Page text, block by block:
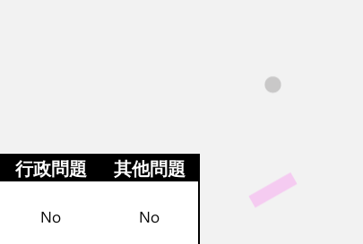
行政問題 其他問題
No No